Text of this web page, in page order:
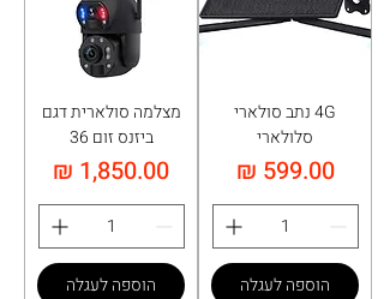
4G נתב סולארי
סלולארי
מחיר‏599.00 ‏₪
הוספה לעגלה
מצלמה סולארית דגם
ביזנס זום 36
מחיר
הוספה לעגלה